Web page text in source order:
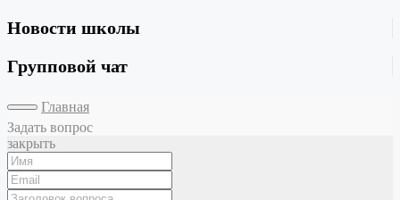
Новости школы
Групповой чат
Главная
Задать вопрос
закрыть